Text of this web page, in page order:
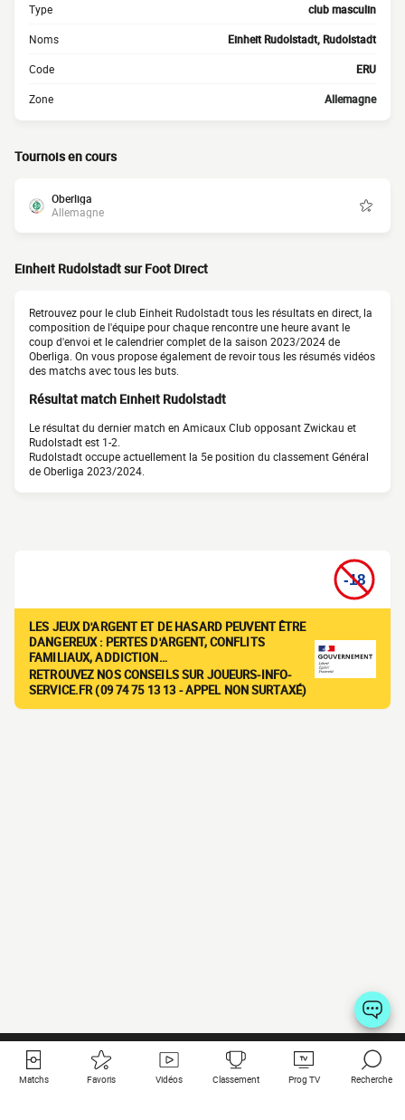
Type club masculin
Noms Einheit Rudolstadt, Rudolstadt
Code ERU
Zone Allemagne
Tournois en cours
Oberliga
Allemagne
Einheit Rudolstadt sur Foot Direct
Retrouvez pour le club Einheit Rudolstadt tous les résultats en direct, la
composition de l'équipe pour chaque rencontre une heure avant le
coup d'envoi et le calendrier complet de la saison 2023/2024 de
Oberliga. On vous propose également de revoir tous les résumés vidéos
des matchs avec tous les buts.
Résultat match Einheit Rudolstadt
Le résultat du dernier match en Amicaux Club opposant Zwickau et
Rudolstadt est 1-2.
Rudolstadt occupe actuellement la 5e position du classement Général
de Oberliga 2023/2024.
LES JEUX D'ARGENT ET DE HASARD PEUVENT ÊTRE
DANGEREUX : PERTES D'ARGENT, CONFLITS
FAMILIAUX, ADDICTION…
RETROUVEZ NOS CONSEILS SUR JOUEURS-INFO-
SERVICE.FR (09 74 75 13 13 - APPEL NON SURTAXÉ)
Matchs Favoris Vidéos Classement Prog TV Recherche